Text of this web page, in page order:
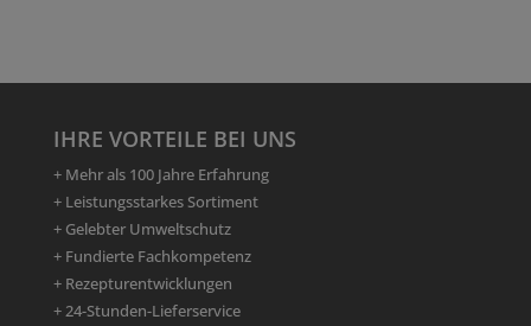
IHRE VORTEILE BEI UNS
+ Mehr als 100 Jahre Erfahrung
+ Leistungsstarkes Sortiment
+ Gelebter Umweltschutz
+ Fundierte Fachkompetenz
+ Rezepturentwicklungen
+ 24-Stunden-Lieferservice